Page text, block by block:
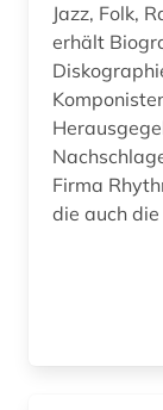
Jazz, Folk,
erhält
Firma
die auch